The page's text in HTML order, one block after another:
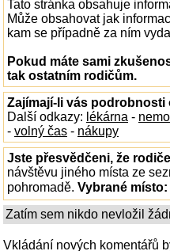
Tato stránka obsahuje
Může obsahovat jak
kam se případně za ním
Pokud máte sami
tak ostatním rodičům.
Zajímají-li vás
Další odkazy: lékárna -
- volný čas - nákupy
Jste přesvědčeni, že
návštěvu jiného místa ze
pohromadě. Vybrané místo:
Zatím sem nikdo nevložil
Vkládání nových komentářů